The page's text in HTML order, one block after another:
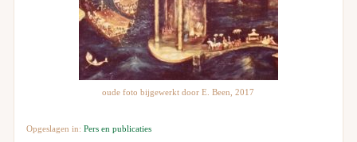
oude foto bijgewerkt door E. Been, 2017
Opgeslagen in:Pers en publicaties